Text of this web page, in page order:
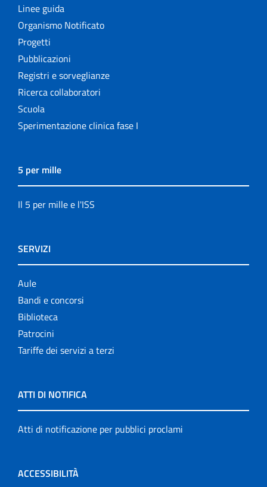
Linee guida
Organismo Notificato
Progetti
Pubblicazioni
Registri e sorveglianze
Ricerca collaboratori
Scuola
Sperimentazione clinica fase I
5 per mille
Il 5 per mille e l'ISS
SERVIZI
Aule
Bandi e concorsi
Biblioteca
Patrocini
Tariffe dei servizi a terzi
ATTI DI NOTIFICA
Atti di notificazione per pubblici proclami
ACCESSIBILITÀ